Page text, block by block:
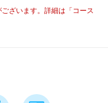
ざいます。詳細は「コース